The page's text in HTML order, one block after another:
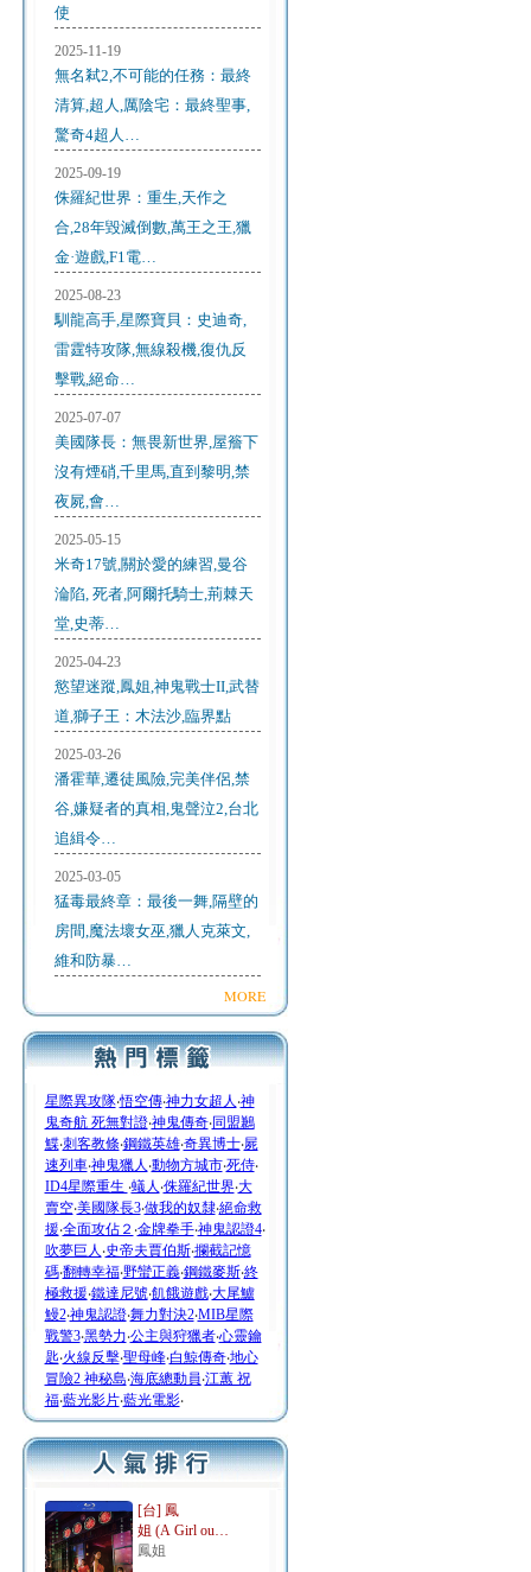
使
2025-11-19
無名弒2,不可能的任務：最終
清算,超人,厲陰宅：最終聖事,
驚奇4超人…
2025-09-19
侏羅紀世界：重生,天作之
合,28年毀滅倒數,萬王之王,獵
金·遊戲,F1電…
2025-08-23
馴龍高手,星際寶貝：史迪奇,
雷霆特攻隊,無線殺機,復仇反
擊戰,絕命…
2025-07-07
美國隊長：無畏新世界,屋簷下
沒有煙硝,千里馬,直到黎明,禁
夜屍,會…
2025-05-15
米奇17號,關於愛的練習,曼谷
淪陷, 死者,阿爾托騎士,荊棘天
堂,史蒂…
2025-04-23
慾望迷蹤,鳳姐,神鬼戰士II,武替
道,獅子王：木法沙,臨界點
2025-03-26
潘霍華,遷徒風險,完美伴侶,禁
谷,嫌疑者的真相,鬼聲泣2,台北
追緝令…
2025-03-05
猛毒最終章：最後一舞,隔壁的
房間,魔法壞女巫,獵人克萊文,
維和防暴…
MORE
星際異攻隊‧悟空傳‧神力女超人 ‧神
鬼奇航 死無對證‧神鬼傳奇‧同盟鶼
鰈‧刺客教條‧鋼鐵英雄‧奇異博士‧屍
速列車‧神鬼獵人 ‧動物方城市‧死侍‧
ID4星際重生 ‧蟻人 ‧侏羅紀世界‧大
賣空‧美國隊長3‧做我的奴隸‧絕命救
援‧全面攻佔２ ‧金牌拳手‧神鬼認證4‧
吹夢巨人 ‧史帝夫賈伯斯‧攔截記憶
碼‧翻轉幸福‧野蠻正義‧鋼鐵麥斯‧終
極救援‧鐵達尼號‧飢餓遊戲‧大尾鱸
鰻2‧神鬼認證‧舞力對決2‧MIB星際
戰警3‧黑勢力‧公主與狩獵者‧心靈鑰
匙‧火線反擊‧聖母峰‧白鯨傳奇‧地心
冒險2 神秘島‧海底總動員‧江蕙 祝
福‧藍光影片‧藍光電影‧
[台] 鳳
姐 (A Girl ou…
鳳姐